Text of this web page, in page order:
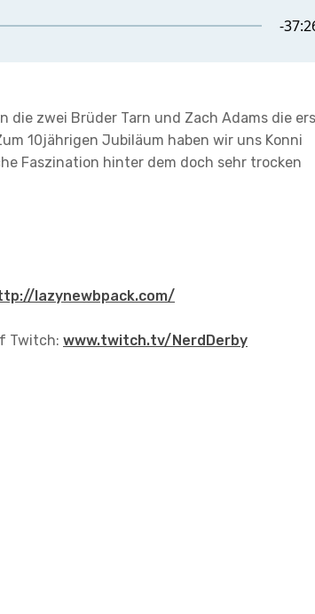
die zwei Brüder Tarn und Zach Adams die
10jährigen Jubiläum haben wir uns Konni
Faszination hinter dem doch sehr trocken
lazynewbpack.com/
Twitch: www.twitch.tv/NerdDerby